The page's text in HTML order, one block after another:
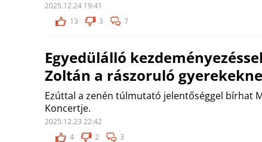
2025.12.24 19:41
13
3 7
Egyedülálló
Zoltán a rászoruló
Ezúttal a zenén túlmutató jelentőséggel bírhat
Koncertje.
2025.12.23 22:42
4
2 3